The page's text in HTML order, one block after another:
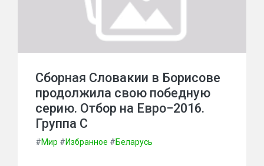
Сборная Словакии в Борисове
продолжила свою победную
серию. Отбор на Евро−2016.
Группа С
#Мир #Избранное #Беларусь